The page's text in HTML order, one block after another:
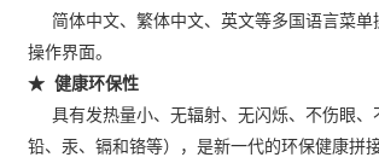
简体中文、繁体中文、英文等多国语言菜单
操作界面。
★ 健康环保性
具有发热量小、无辐射、无闪烁、不伤眼、
铅、汞、镉和铬等），是新一代的环保健康拼接